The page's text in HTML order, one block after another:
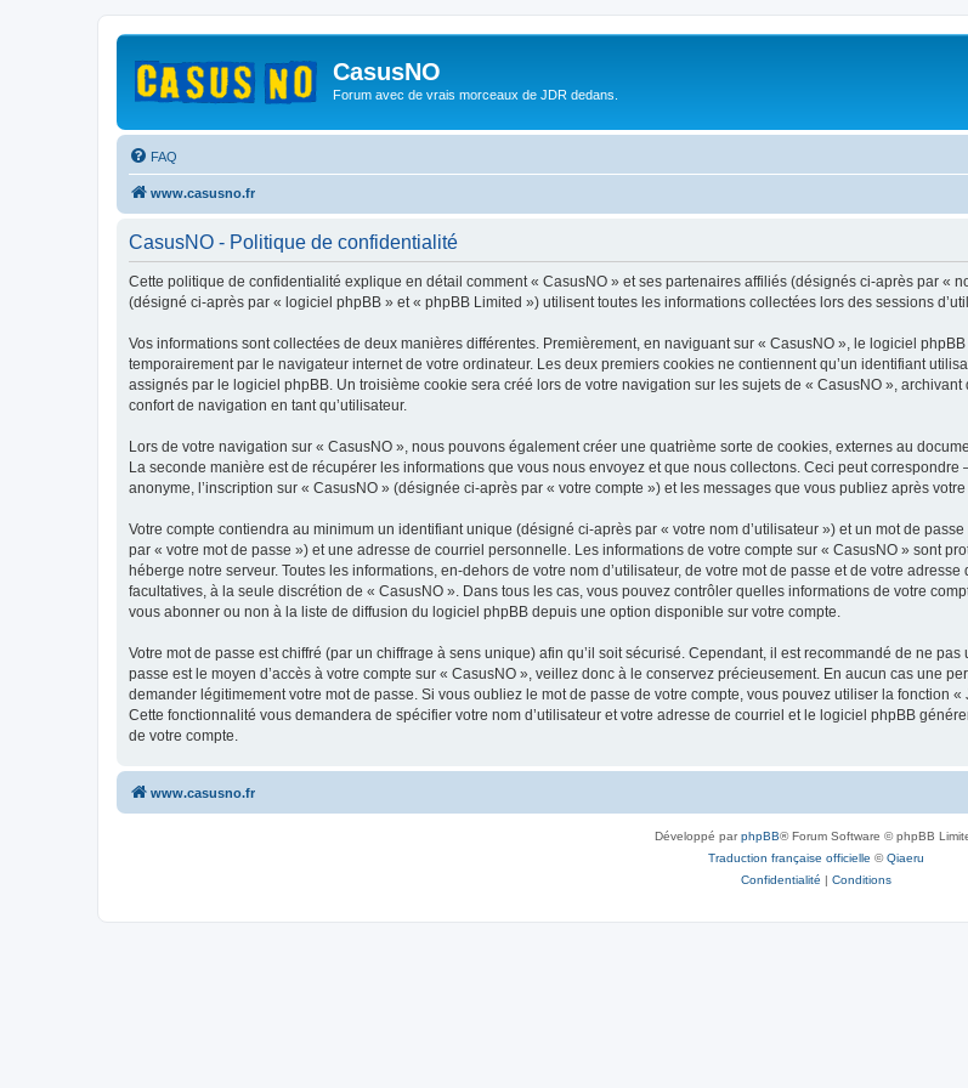
CasusNO
Forum avec de vrais morceaux de JDR dedans.
FAQ
www.casusno.fr
CasusNO - Politique de confidentialité
Cette politique de confidentialité explique en détail comment « CasusNO » et ses partenaires affiliés (désignés ci-après par «
(désigné ci-après par « logiciel phpBB » et « phpBB Limited ») utilisent toutes les informations collectées lors des sessions
Vos informations sont collectées de deux manières différentes. Premièrement, en naviguant sur « CasusNO », le logiciel
temporairement par le navigateur internet de votre ordinateur. Les deux premiers cookies ne contiennent qu’un identifiant
assignés par le logiciel phpBB. Un troisième cookie sera créé lors de votre navigation sur les sujets de « CasusNO »,
confort de navigation en tant qu’utilisateur.
Lors de votre navigation sur « CasusNO », nous pouvons également créer une quatrième sorte de cookies, externes au
La seconde manière est de récupérer les informations que vous nous envoyez et que nous collectons. Ceci peut
anonyme, l’inscription sur « CasusNO » (désignée ci-après par « votre compte ») et les messages que vous publiez après
Votre compte contiendra au minimum un identifiant unique (désigné ci-après par « votre nom d’utilisateur ») et un mot de
par « votre mot de passe ») et une adresse de courriel personnelle. Les informations de votre compte sur « CasusNO » sont
héberge notre serveur. Toutes les informations, en-dehors de votre nom d’utilisateur, de votre mot de passe et de votre
facultatives, à la seule discrétion de « CasusNO ». Dans tous les cas, vous pouvez contrôler quelles informations de votre
vous abonner ou non à la liste de diffusion du logiciel phpBB depuis une option disponible sur votre compte.
Votre mot de passe est chiffré (par un chiffrage à sens unique) afin qu’il soit sécurisé. Cependant, il est recommandé de ne
passe est le moyen d’accès à votre compte sur « CasusNO », veillez donc à le conservez précieusement. En aucun cas une
demander légitimement votre mot de passe. Si vous oubliez le mot de passe de votre compte, vous pouvez utiliser la fonction
Cette fonctionnalité vous demandera de spécifier votre nom d’utilisateur et votre adresse de courriel et le logiciel phpBB
de votre compte.
www.casusno.fr
Développé parphpBB® Forum Software © phpBB
Traduction française officielle ©Qiaeru
Confidentialité | Conditions